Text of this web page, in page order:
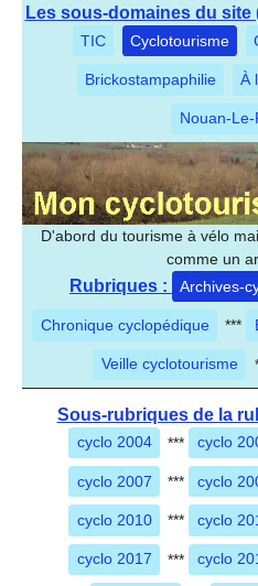
Les sous-domaines du
TIC Cyclotourisme
Brickostampaphilie À
Nouan-
D'abord du tourisme à vélo
comme un
Rubriques : Archives-
Chronique cyclopédique ***
Veille cyclotourisme
Sous-rubriques de la
cyclo 2004 *** cyclo
cyclo 2007 *** cyclo
cyclo 2010 *** cyclo
cyclo 2017 *** cyclo